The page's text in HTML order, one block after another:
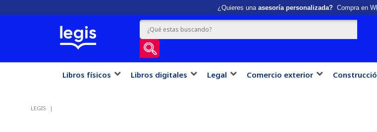
¿Quieres una asesoría personalizada?Compra en
Libros físicos Libros digitales Legal Comercio exterior
LEGIS